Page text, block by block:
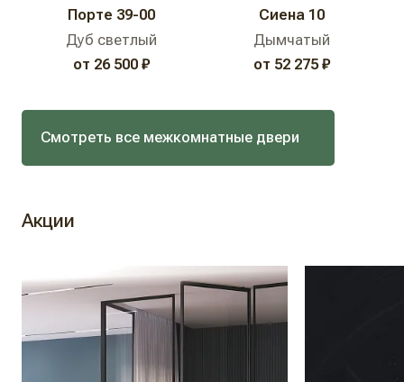
Порте 39-00
Дуб светлый
от 26 500 ₽
Сиена 10
Дымчатый
от 52 275 ₽
Смотреть все межкомнатные двери
Акции